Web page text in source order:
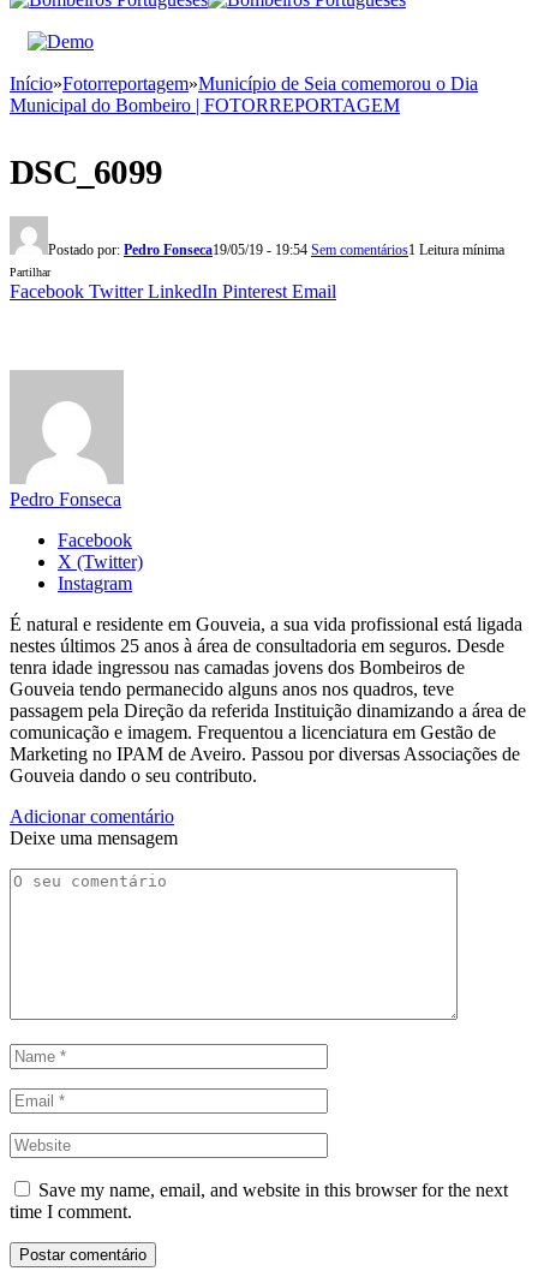
Início»Fotorreportagem»Município de Seia comemorou o Dia
Municipal do Bombeiro | FOTORREPORTAGEM
DSC_6099
Postado por: Pedro Fonseca19/05/19 - 19:54 Sem comentários1 Leitura mínima
Partilhar
Facebook Twitter LinkedIn Pinterest Email
Pedro Fonseca
Facebook
X (Twitter)
Instagram
É natural e residente em Gouveia, a sua vida profissional está ligada
nestes últimos 25 anos à área de consultadoria em seguros. Desde
tenra idade ingressou nas camadas jovens dos Bombeiros de
Gouveia tendo permanecido alguns anos nos quadros, teve
passagem pela Direção da referida Instituição dinamizando a área de
comunicação e imagem. Frequentou a licenciatura em Gestão de
Marketing no IPAM de Aveiro. Passou por diversas Associações de
Gouveia dando o seu contributo.
Adicionar comentário
Deixe uma mensagem
Save my name, email, and website in this browser for the next
time I comment.